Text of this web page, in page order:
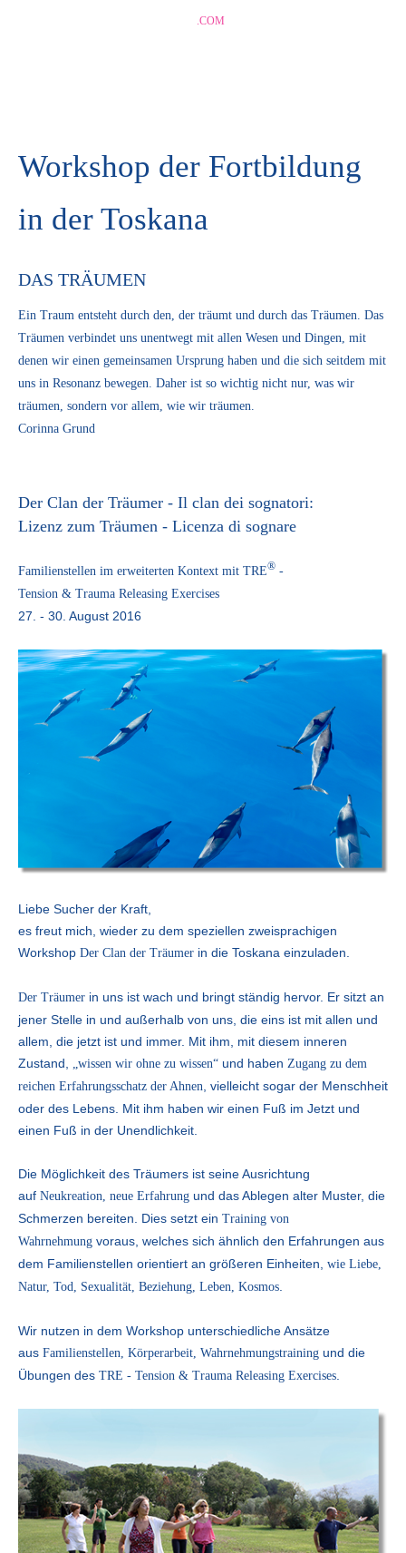
.COM
Workshop der Fortbildung
in der Toskana
DAS TRÄUMEN
Ein Traum entsteht durch den, der träumt und durch das Träumen. Das
Träumen verbindet uns unentwegt mit allen Wesen und Dingen, mit
denen wir einen gemeinsamen Ursprung haben und die sich seitdem mit
uns in Resonanz bewegen. Daher ist so wichtig nicht nur, was wir
träumen, sondern vor allem, wie wir träumen.
Corinna Grund
Der Clan der Träumer - Il clan dei sognatori:
Lizenz zum Träumen - Licenza di sognare
Familienstellen im erweiterten Kontext mit TRE® -
Tension & Trauma Releasing Exercises
27. - 30. August 2016
Liebe Sucher der Kraft,
es freut mich, wieder zu dem speziellen zweisprachigen
Workshop Der Clan der Träumer in die Toskana einzuladen.
Der Träumer in uns ist wach und bringt ständig hervor. Er sitzt an
jener Stelle in und außerhalb von uns, die eins ist mit allen und
allem, die jetzt ist und immer. Mit ihm, mit diesem inneren
Zustand, „wissen wir ohne zu wissen“ und haben Zugang zu dem
reichen Erfahrungsschatz der Ahnen, vielleicht sogar der Menschheit
oder des Lebens. Mit ihm haben wir einen Fuß im Jetzt und
einen Fuß in der Unendlichkeit.
Die Möglichkeit des Träumers ist seine Ausrichtung
auf Neukreation, neue Erfahrung und das Ablegen alter Muster, die
Schmerzen bereiten. Dies setzt ein Training von
Wahrnehmung voraus, welches sich ähnlich den Erfahrungen aus
dem Familienstellen orientiert an größeren Einheiten, wie Liebe,
Natur, Tod, Sexualität, Beziehung, Leben, Kosmos.
Wir nutzen in dem Workshop unterschiedliche Ansätze
aus Familienstellen, Körperarbeit, Wahrnehmungstraining und die
Übungen des TRE - Tension & Trauma Releasing Exercises.